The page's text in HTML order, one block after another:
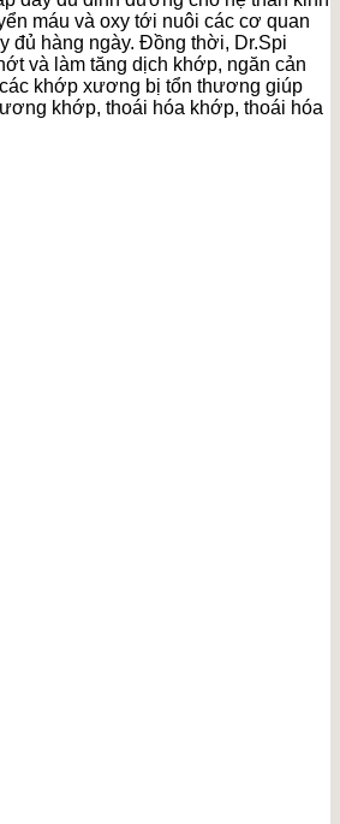
máu và oxy tới nuôi các cơ quan
đủ hàng ngày. Đồng thời, Dr.Spi
và làm tăng dịch khớp, ngăn cản
khớp xương bị tổn thương giúp
khớp, thoái hóa khớp, thoái hóa